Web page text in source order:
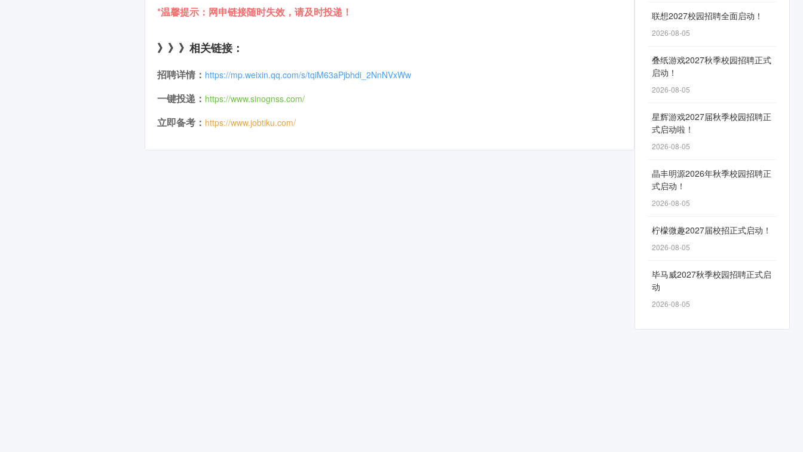
*温馨提示：网申链接随时失效，请及时投递！
》》》相关链接：
招聘详情： https://mp.weixin.qq.com/s/tqiM63aPjbhdi_2NnNVxWw
一键投递： https://www.sinognss.com/
立即备考： https://www.jobtiku.com/
联想2027校园招聘全面启动！
2026-08-05
叠纸游戏2027秋季校园招聘正式
启动！
2026-08-05
星辉游戏2027届秋季校园招聘正
式启动啦！
2026-08-05
晶丰明源2026年秋季校园招聘正
式启动！
2026-08-05
柠檬微趣2027届校招正式启动！
2026-08-05
毕马威2027秋季校园招聘正式启
动
2026-08-05